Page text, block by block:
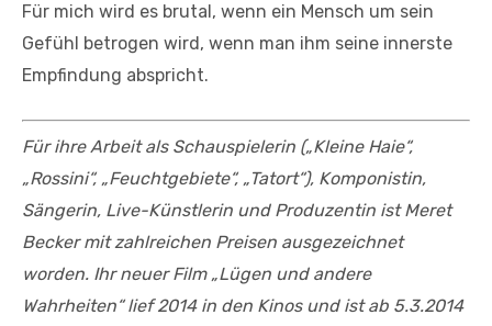
Für mich wird es brutal, wenn ein Mensch um sein
Gefühl betrogen wird, wenn man ihm seine innerste
Empfindung abspricht.
Für ihre Arbeit als Schauspielerin („Kleine Haie“,
„Rossini“, „Feuchtgebiete“, „Tatort“), Komponistin,
Sängerin, Live-Künstlerin und Produzentin ist Meret
Becker mit zahlreichen Preisen ausgezeichnet
worden. Ihr neuer Film „Lügen und andere
Wahrheiten“ lief 2014 in den Kinos und ist ab 5.3.2014